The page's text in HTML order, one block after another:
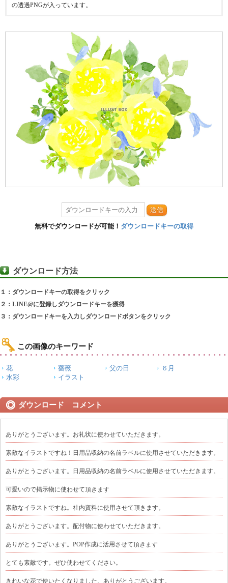
の透過PNGが入っています。
送信
無料でダウンロードが可能！ ダウンロードキーの取得
ダウンロード方法
１：ダウンロードキーの取得をクリック
２：LINE@に登録しダウンロードキーを獲得
３：ダウンロードキーを入力しダウンロードボタンをクリック
この画像のキーワード
花 薔薇 父の日
６月
水彩
イラスト
ダウンロード コメント
ありがとうございます。お礼状に使わせていただきます。
素敵なイラストですね！日用品収納の名前ラベルに使用させていただきます。
ありがとうございます。日用品収納の名前ラベルに使用させていただきます。
可愛いので掲示物に使わせて頂きます
素敵なイラストですね。社内資料に使用させて頂きます。
ありがとうございます。配付物に使わせていただきます。
ありがとうございます。POP作成に活用させて頂きます
とても素敵です。ぜひ使わせてください。
きれいな花で使いたくなりました。ありがとうございます。